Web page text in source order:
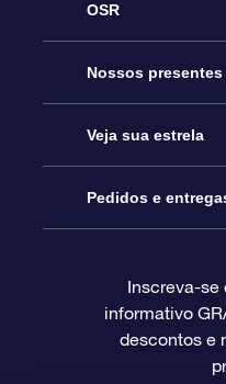
OSR
Serviço
Entre em contato
Blog
Avaliações
Nossos presentes
Presente estrelar
Pacote de presente
O cartão de
Presentes
Veja sua estrela
Star Register
Página estelar
Pedidos e
Informações de
Inscreva-se
informativo
descontos e